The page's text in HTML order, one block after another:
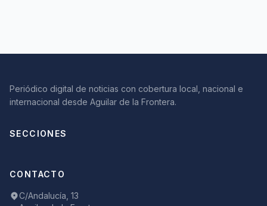
Periódico digital de noticias con cobertura local, nacional e
internacional desde Aguilar de la Frontera.
SECCIONES
CONTACTO
C/Andalucía, 13